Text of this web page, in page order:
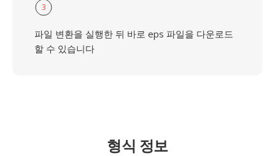
3
파일 변환을 실행한 뒤 바로 eps 파일을 다운로드
할 수 있습니다
형식 정보